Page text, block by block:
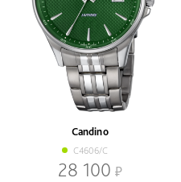
Candino
C4606/C
28 100